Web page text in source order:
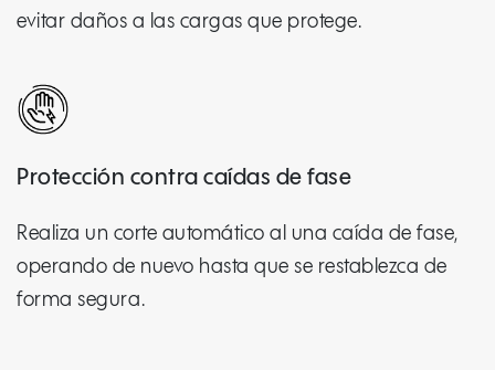
evitar daños a las cargas que protege.
Protección contra caídas de fase
Realiza un corte automático al una caída de fase,
operando de nuevo hasta que se restablezca de
forma segura.